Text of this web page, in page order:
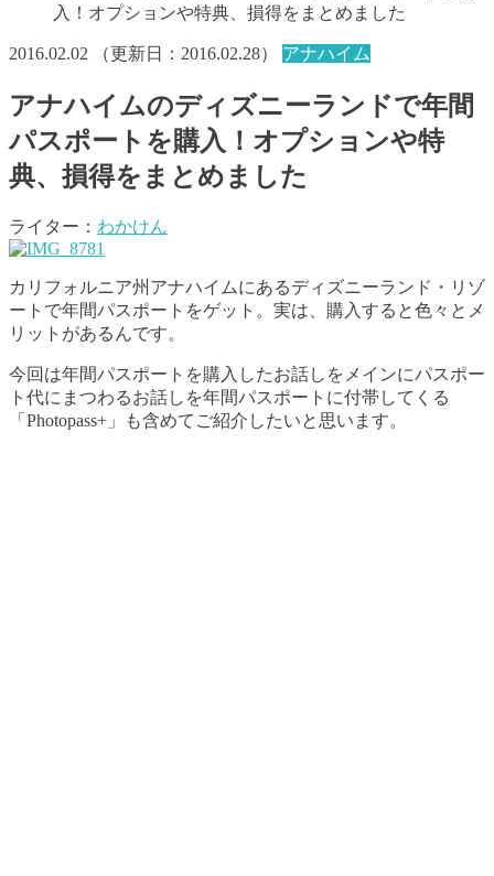
入！オプションや特典、損得をまとめました
2016.02.02 （更新日： 2016.02.28） アナハイム
アナハイムのディズニーランドで年間
パスポートを購入！オプションや特
典、損得をまとめました
ライター： わかけん
カリフォルニア州アナハイムにあるディズニーランド・リゾ
ートで年間パスポートをゲット。実は、購入すると色々とメ
リットがあるんです。
今回は年間パスポートを購入したお話しをメインにパスポー
ト代にまつわるお話しを年間パスポートに付帯してくる
「Photopass+」も含めてご紹介したいと思います。